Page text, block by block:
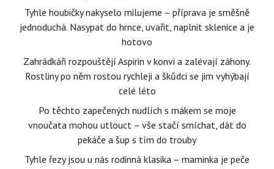
Tyhle houbičky nakyselo milujeme – příprava je směšně
jednoduchá. Nasypat do hrnce, uvařit, naplnit sklenice a je
hotovo
Zahrádkáři rozpouštějí Aspirin v konvi a zalévají záhony.
Rostliny po něm rostou rychleji a škůdci se jim vyhýbají
celé léto
Po těchto zapečených nudlích s mákem se moje
vnoučata mohou utlouct – vše stačí smíchat, dát do
pekáče a šup s tím do trouby
Tyhle řezy jsou u nás rodinná klasika – maminka je peče